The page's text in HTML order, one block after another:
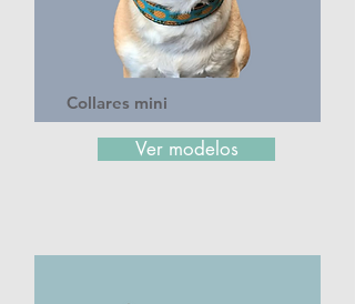
Collares mini
Ver modelos